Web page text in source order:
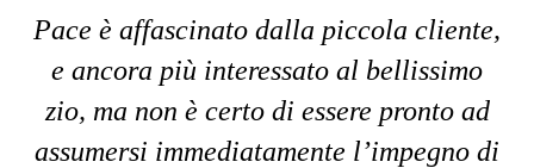
Pace è affascinato dalla piccola cliente,
e ancora più interessato al bellissimo
zio, ma non è certo di essere pronto ad
assumersi immediatamente l’impegno di